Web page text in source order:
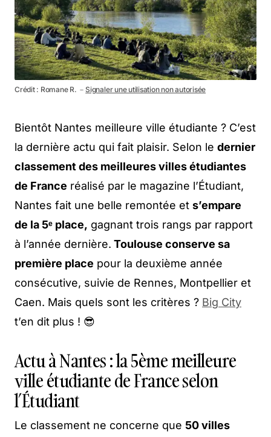
Crédit : Romane R. －Signaler une utilisation non autorisée
Bientôt Nantes meilleure ville étudiante ? C’est
la dernière actu qui fait plaisir. Selon le dernier
classement des meilleures villes étudiantes
de France réalisé par le magazine l’Étudiant,
Nantes fait une belle remontée et s’empare
de la 5ᵉ place, gagnant trois rangs par rapport
à l’année dernière. Toulouse conserve sa
première place pour la deuxième année
consécutive, suivie de Rennes, Montpellier et
Caen. Mais quels sont les critères ? Big City
t’en dit plus ! 😎
Actu à Nantes : la 5ème meilleure
ville étudiante de France selon
l’Étudiant
Le classement ne concerne que 50 villes